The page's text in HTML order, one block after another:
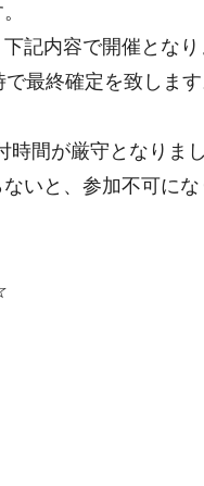
記内容で開催とな
最終確定を致しま
時間が厳守となり
いと、参加不可に